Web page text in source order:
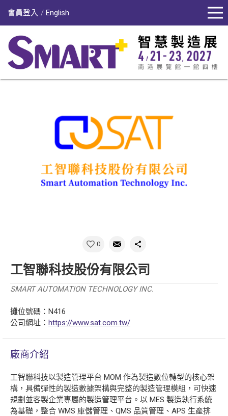
會員登入 English
0
工智聯科技股份有限公司
SMART AUTOMATION TECHNOLOGY INC.
攤位號碼：N416
公司網址： https://www.sat.com.tw/
廠商介紹
工智聯科技以製造管理平台 MOM 作為製造數位轉型的核心架
構，具備彈性的製造數據架構與完整的製造管理模組，可快速
規劃並客製企業專屬的製造管理平台。以 MES 製造執行系統
為基礎，整合 WMS 庫儲管理、QMS 品質管理、APS 生產排